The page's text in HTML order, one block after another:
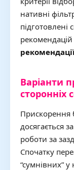
нативні
Варіанти
сторонніх
Прискорення
досягається
роботи за
Спочатку
“сумнівних” у